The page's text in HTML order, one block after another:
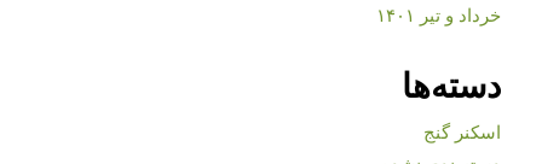
خرداد و تیر ۱۴۰۱
دسته‌ها
اسکنر گنج